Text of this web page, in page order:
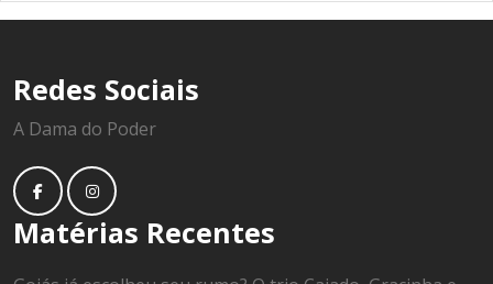
Redes Sociais
A Dama do Poder
Matérias Recentes